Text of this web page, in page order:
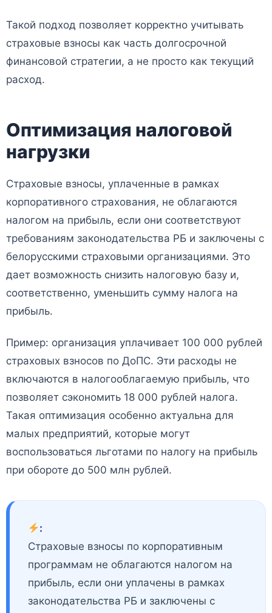
Такой подход позволяет корректно учитывать
страховые взносы как часть долгосрочной
финансовой стратегии, а не просто как текущий
расход.
Оптимизация налоговой
нагрузки
Страховые взносы, уплаченные в рамках
корпоративного страхования, не облагаются
налогом на прибыль, если они соответствуют
требованиям законодательства РБ и заключены с
белорусскими страховыми организациями. Это
дает возможность снизить налоговую базу и,
соответственно, уменьшить сумму налога на
прибыль.
Пример: организация уплачивает 100 000 рублей
страховых взносов по ДоПС. Эти расходы не
включаются в налогооблагаемую прибыль, что
позволяет сэкономить 18 000 рублей налога.
Такая оптимизация особенно актуальна для
малых предприятий, которые могут
воспользоваться льготами по налогу на прибыль
при обороте до 500 млн рублей.
:
Страховые взносы по корпоративным
программам не облагаются налогом на
прибыль, если они уплачены в рамках
законодательства РБ и заключены с